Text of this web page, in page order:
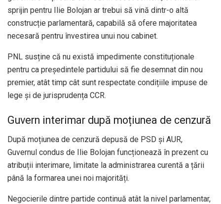
sprijin pentru Ilie Bolojan ar trebui să vină dintr-o altă
construcție parlamentară, capabilă să ofere majoritatea
necesară pentru învestirea unui nou cabinet.
PNL susține că nu există impedimente constituționale
pentru ca președintele partidului să fie desemnat din nou
premier, atât timp cât sunt respectate condițiile impuse de
lege și de jurisprudența CCR.
Guvern interimar după moțiunea de cenzură
După moțiunea de cenzură depusă de PSD și AUR,
Guvernul condus de Ilie Bolojan funcționează în prezent cu
atribuții interimare, limitate la administrarea curentă a țării
până la formarea unei noi majorități.
Negocierile dintre partide continuă atât la nivel parlamentar,